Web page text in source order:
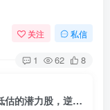
关注 私信
1 62 8
「KULR Technology」KULR科技：被低估的潜力股，逆势增长的秘密武器